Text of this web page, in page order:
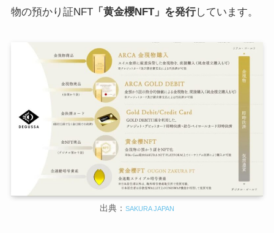
物の預かり証NFT「黄金櫻NFT」を発行しています。
出典： SAKURA JAPAN